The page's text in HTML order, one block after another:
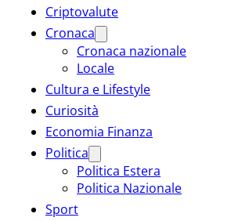
Criptovalute
Cronaca
Cronaca nazionale
Locale
Cultura e Lifestyle
Curiosità
Economia Finanza
Politica
Politica Estera
Politica Nazionale
Sport